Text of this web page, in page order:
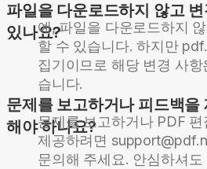
파일을 다운로드하지 않고
있나요?예, 파일을 다운로드하지
할 수 있습니다. 하지만
집기이므로 해당 변경 사
습니다.
문제를 보고하거나 피드백을
해야 하나요?
문제를 보고하거나 PDF
제공하려면
문의해 주세요. 안심하셔